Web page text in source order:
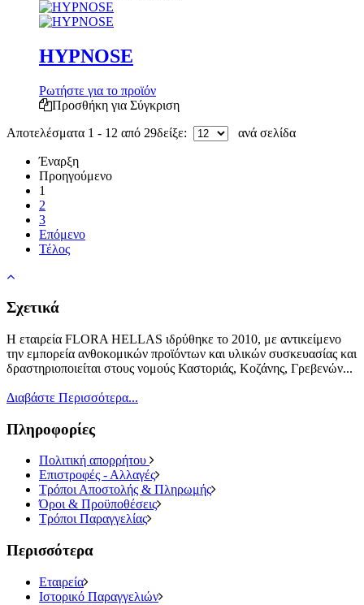
HYPNOSE
Ρωτήστε για το προϊόν
Προσθήκη για Σύγκριση
Αποτελέσματα 1 - 12 από 29δείξε: ανά σελίδα
Έναρξη
Προηγούμενο
1
2
3
Επόμενο
Τέλος
Σχετικά
Η εταιρεία FLORA HELLAS ιδρύθηκε το 2010, με αντικείμενο
την εμπορεία ανθοκομικών προϊόντων και υλικών συσκευασίας και
δραστηριοποιείται στους νομούς Καστοριάς, Κοζάνης, Γρεβενών...
Διαβάστε Περισσότερα...
Πληροφορίες
Πολιτική απορρήτου
Επιστροφές - Αλλαγές
Τρόποι Αποστολής & Πληρωμής
Όροι & Προϋποθέσεις
Τρόποι Παραγγελίας
Περισσότερα
Εταιρεία
Ιστορικό Παραγγελιών